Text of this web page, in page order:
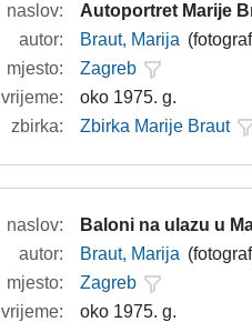
naslov:
Autoportret Marije
autor:
Braut, Marija
mjesto:
Zagreb
vrijeme:
oko 1975. g.
zbirka:
Zbirka Marije Braut
naslov:
Baloni na ulazu u
autor:
Braut, Marija
mjesto:
Zagreb
vrijeme:
oko 1975. g.